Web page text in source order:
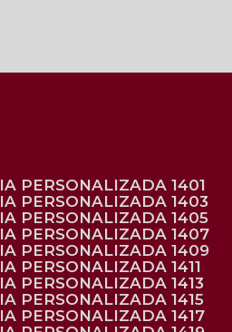
PERSONALIZADA 1401
PERSONALIZADA 1403
PERSONALIZADA 1405
PERSONALIZADA 1407
PERSONALIZADA 1409
PERSONALIZADA 1411
PERSONALIZADA 1413
PERSONALIZADA 1415
PERSONALIZADA 1417